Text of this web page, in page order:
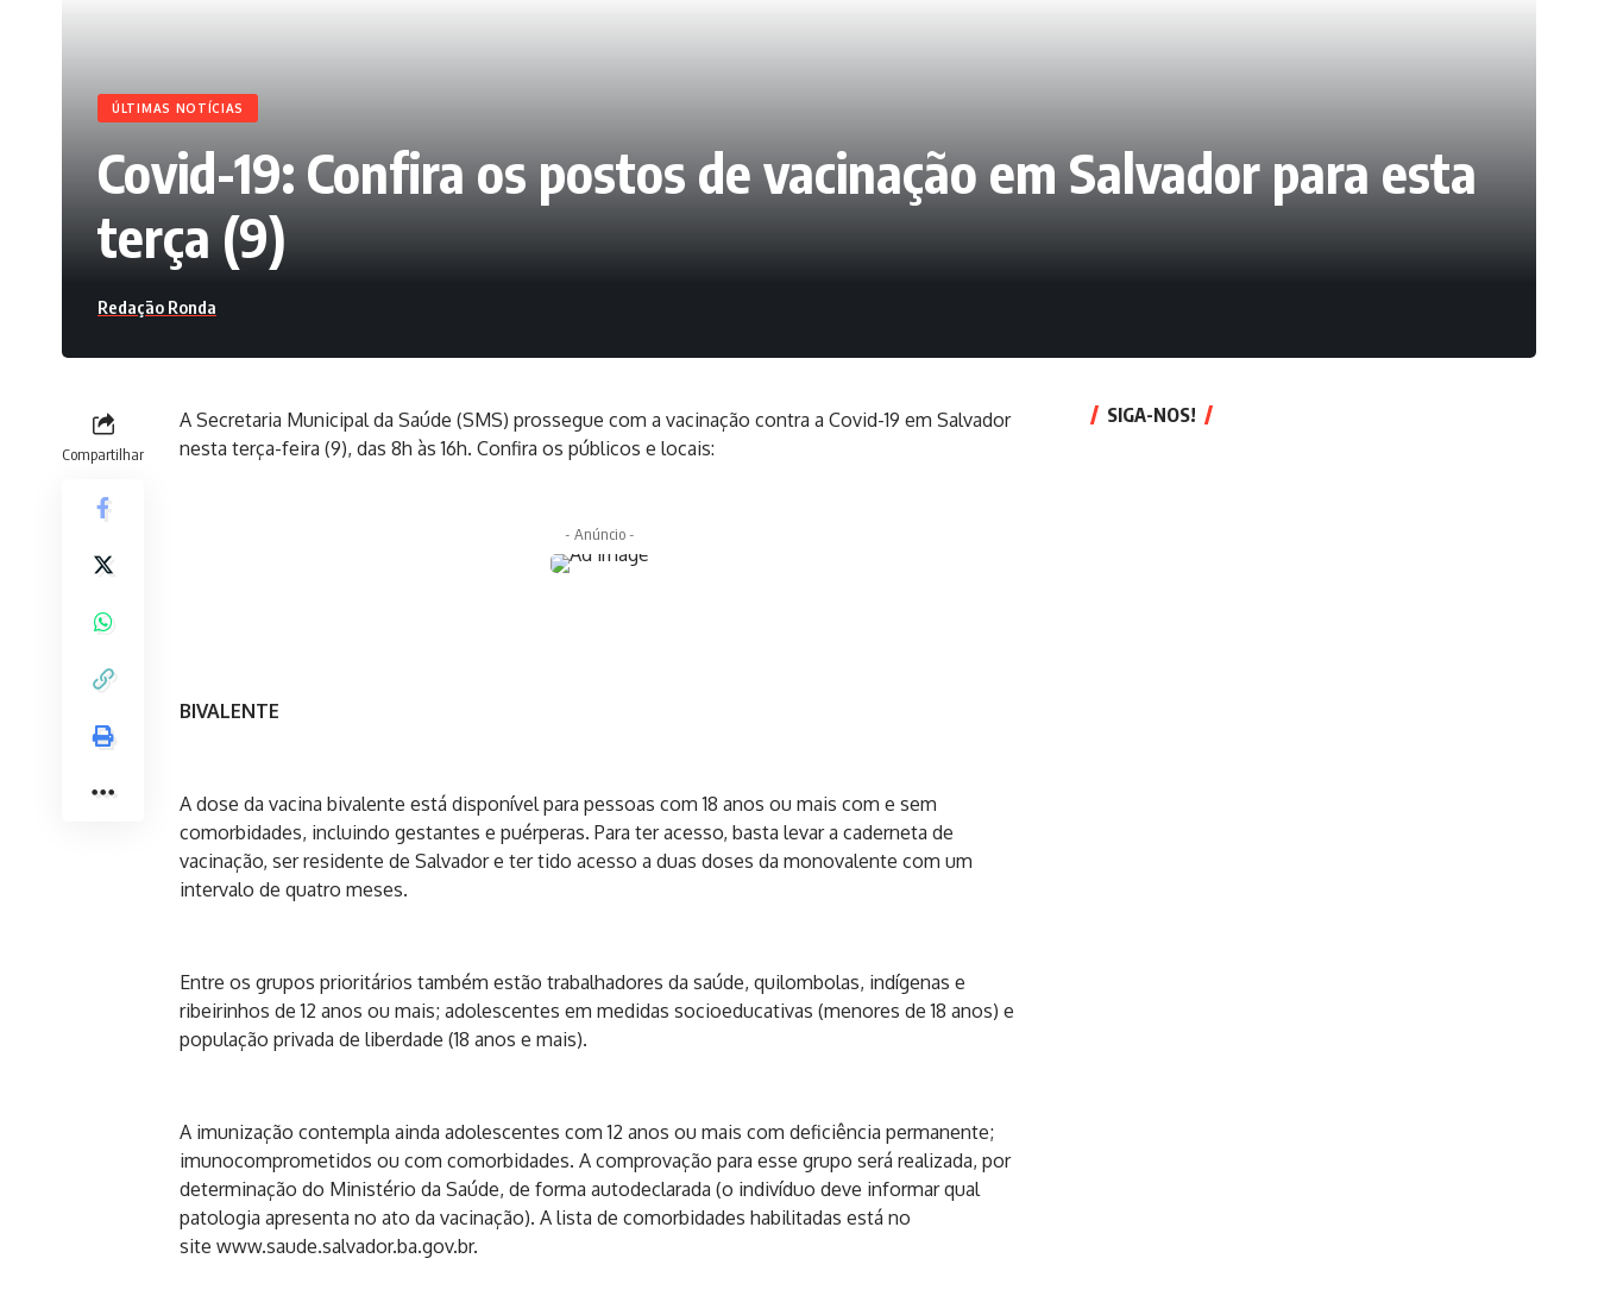
ÚLTIMAS NOTÍCIAS
Covid-19: Confira os postos de vacinação em Salvador para esta
terça (9)
Redação Ronda
Compartilhar
A Secretaria Municipal da Saúde (SMS) prossegue com a vacinação contra a Covid-19 em Salvador
nesta terça-feira (9), das 8h às 16h. Confira os públicos e locais:
- Anúncio -
BIVALENTE
A dose da vacina bivalente está disponível para pessoas com 18 anos ou mais com e sem
comorbidades, incluindo gestantes e puérperas. Para ter acesso, basta levar a caderneta de
vacinação, ser residente de Salvador e ter tido acesso a duas doses da monovalente com um
intervalo de quatro meses.
Entre os grupos prioritários também estão trabalhadores da saúde, quilombolas, indígenas e
ribeirinhos de 12 anos ou mais; adolescentes em medidas socioeducativas (menores de 18 anos) e
população privada de liberdade (18 anos e mais).
A imunização contempla ainda adolescentes com 12 anos ou mais com deficiência permanente;
imunocomprometidos ou com comorbidades. A comprovação para esse grupo será realizada, por
determinação do Ministério da Saúde, de forma autodeclarada (o indivíduo deve informar qual
patologia apresenta no ato da vacinação). A lista de comorbidades habilitadas está no
site www.saude.salvador.ba.gov.br.
SIGA-NOS!